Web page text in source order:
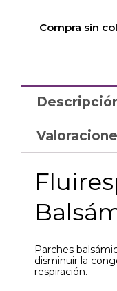
Compra sin
Parches
disminuir la
respiración.